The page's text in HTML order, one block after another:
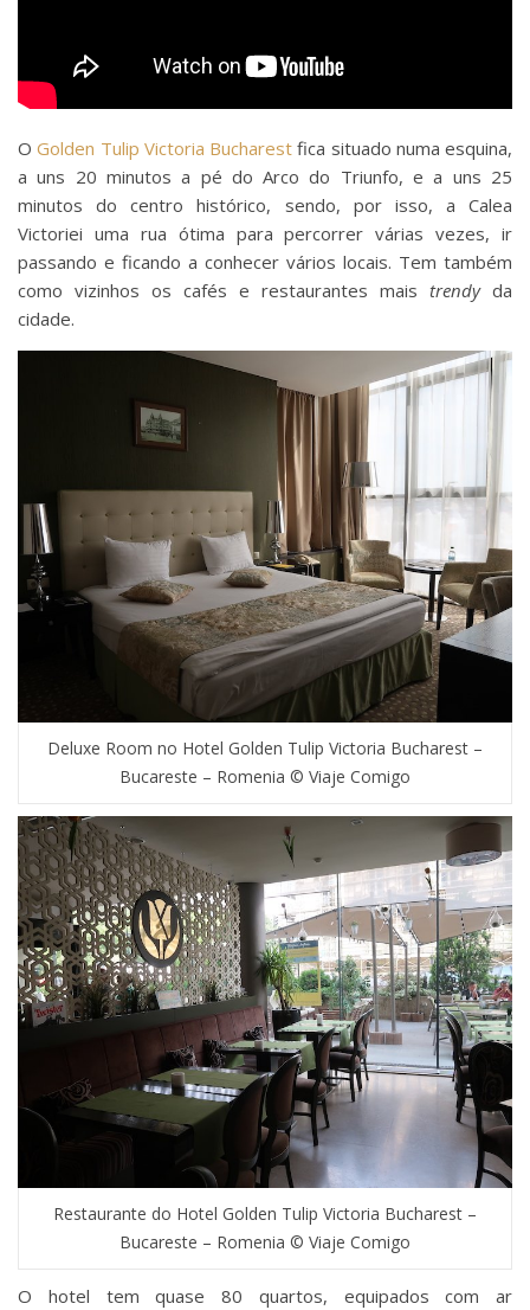
OGolden Tulip Victoria Bucharest fica situado numa esquina,
a uns 20 minutos a pé do Arco do Triunfo, e a uns 25
minutos do centro histórico, sendo, por isso, a Calea
Victoriei uma rua ótima para percorrer várias vezes, ir
passando e ficando a conhecer vários locais. Tem também
como vizinhos os cafés e restaurantes mais trendyda
cidade.
Deluxe Room no Hotel Golden Tulip Victoria Bucharest –
Bucareste – Romenia © Viaje Comigo
Restaurante do Hotel Golden Tulip Victoria Bucharest –
Bucareste – Romenia © Viaje Comigo
O hotel tem quase 80 quartos, equipados com ar